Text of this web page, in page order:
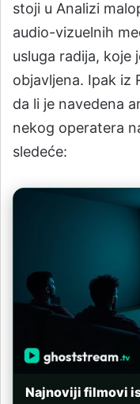
stoji u Analizi
audio-vizuelnih
usluga radija, koje
objavljena. Ipak iz
da li je navedena
nekog operatera
sledeće:
Najnoviji filmovi